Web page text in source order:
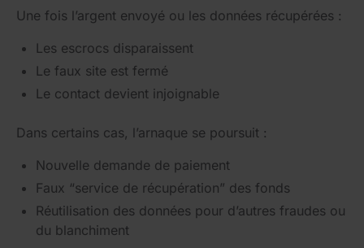
Une fois l’argent envoyé ou les données récupérées :
Les escrocs disparaissent
Le faux site est fermé
Le contact devient injoignable
Dans certains cas, l’arnaque se poursuit :
Nouvelle demande de paiement
Faux “service de récupération” des fonds
Réutilisation des données pour d’autres fraudes ou
du blanchiment